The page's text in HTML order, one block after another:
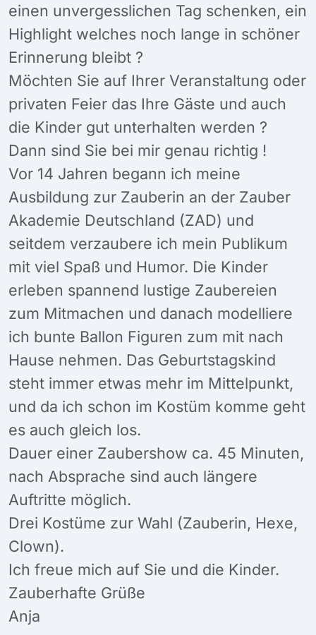
einen unvergesslichen Tag schenken, ein
Highlight welches noch lange in schöner
Erinnerung bleibt ?
Möchten Sie auf Ihrer Veranstaltung oder
privaten Feier das Ihre Gäste und auch
die Kinder gut unterhalten werden ?
Dann sind Sie bei mir genau richtig !
Vor 14 Jahren begann ich meine
Ausbildung zur Zauberin an der Zauber
Akademie Deutschland (ZAD) und
seitdem verzaubere ich mein Publikum
mit viel Spaß und Humor. Die Kinder
erleben spannend lustige Zaubereien
zum Mitmachen und danach modelliere
ich bunte Ballon Figuren zum mit nach
Hause nehmen. Das Geburtstagskind
steht immer etwas mehr im Mittelpunkt,
und da ich schon im Kostüm komme geht
es auch gleich los.
Dauer einer Zaubershow ca. 45 Minuten,
nach Absprache sind auch längere
Auftritte möglich.
Drei Kostüme zur Wahl (Zauberin, Hexe,
Clown).
Ich freue mich auf Sie und die Kinder.
Zauberhafte Grüße
Anja